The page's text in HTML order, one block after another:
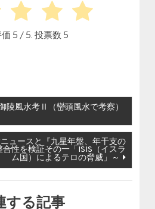
5 / 5. 投票数 5
ョン
陵風水考Ⅱ（巒頭風水で考察）
ュースと『九星年盤、年干支の
性を検証その一「ISIS（イスラ
ム国）によるテロの脅威」～
する記事